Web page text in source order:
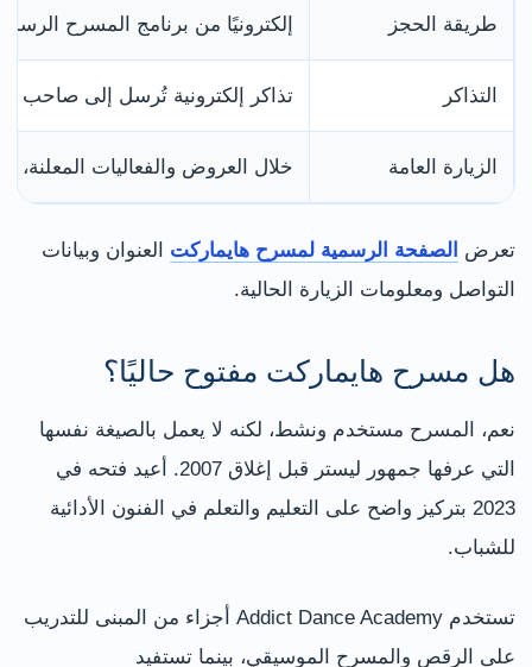
طريقة الحجز إلكترونيًا من برنامج المسرح
التذاكر تذاكر إلكترونية تُرسل إلى صاحب
الزيارة العامة خلال العروض والفعاليات المعلنة،
تعرض الصفحة الرسمية لمسرح هايماركت العنوان وبيانات
التواصل ومعلومات الزيارة الحالية.
هل مسرح هايماركت مفتوح حاليًا؟
نعم، المسرح مستخدم ونشط، لكنه لا يعمل بالصيغة نفسها
التي عرفها جمهور ليستر قبل إغلاق 2007. أعيد فتحه في
2023 بتركيز واضح على التعليم والتعلم في الفنون الأدائية
للشباب.
تستخدم Addict Dance Academy أجزاء من المبنى للتدريب
على الرقص والمسرح الموسيقي، بينما تستفيد